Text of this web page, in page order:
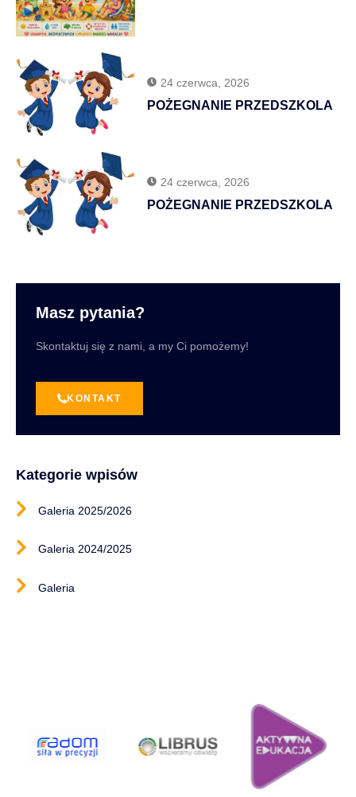
24 czerwca, 2026
POŻEGNANIE PRZEDSZKOLA
24 czerwca, 2026
POŻEGNANIE PRZEDSZKOLA
Masz pytania?
Skontaktuj się z nami, a my Ci pomożemy!
KONTAKT
Kategorie wpisów
Galeria 2025/2026
Galeria 2024/2025
Galeria